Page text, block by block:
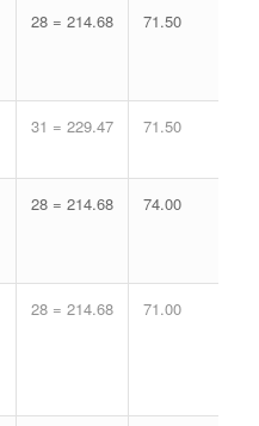
28 = 214.68 71.50
31 = 229.47 71.50
28 = 214.68 74.00
28 = 214.68 71.00